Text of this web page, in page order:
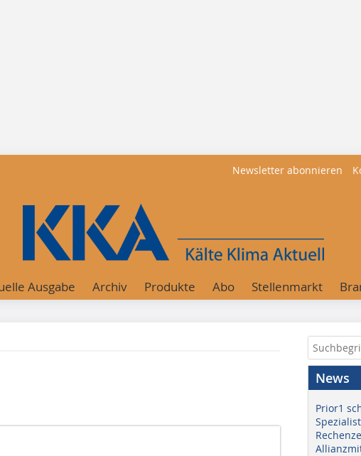
Newsletter abonnieren
Ausgabe Archiv Produkte Abo Stellenmarkt
News
Prior1